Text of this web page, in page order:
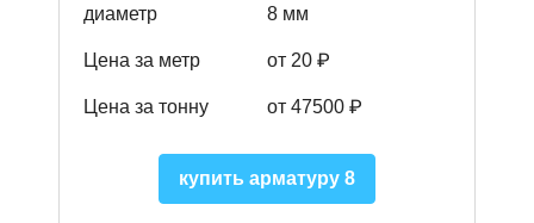
диаметр 8 мм
Цена за метр от 20 ₽
Цена за тонну от 47500 ₽
купить арматуру 8